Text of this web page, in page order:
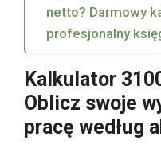
netto? Darmowy
profesjonalny
Kalkulator
Oblicz swoje
pracę według